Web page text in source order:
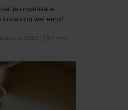
je organisatie
koks nog wel eens”
2022 3 min